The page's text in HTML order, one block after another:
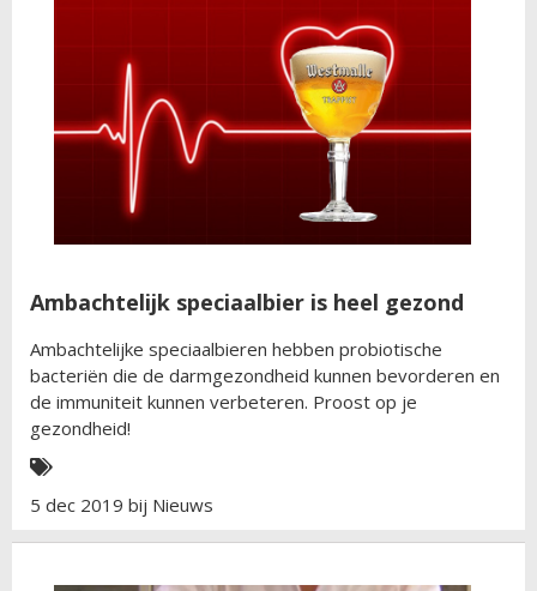
Ambachtelijk speciaalbier is heel gezond
Ambachtelijke speciaalbieren hebben probiotische
bacteriën die de darmgezondheid kunnen bevorderen en
de immuniteit kunnen verbeteren. Proost op je
gezondheid!
5 dec 2019 bij Nieuws